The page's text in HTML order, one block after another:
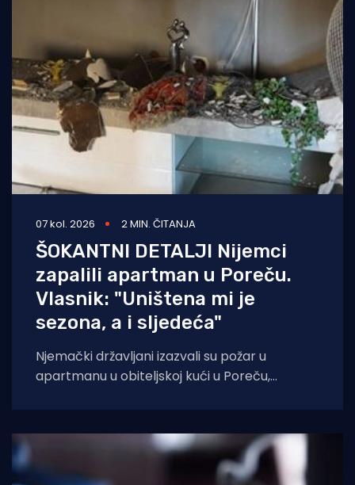
07 kol. 2026 2 MIN. ČITANJA
ŠOKANTNI DETALJI Nijemci
zapalili apartman u Poreču.
Vlasnik: "Uništena mi je
sezona, a i sljedeća"
Njemački državljani izazvali su požar u
apartmanu u obiteljskoj kući u Poreču,